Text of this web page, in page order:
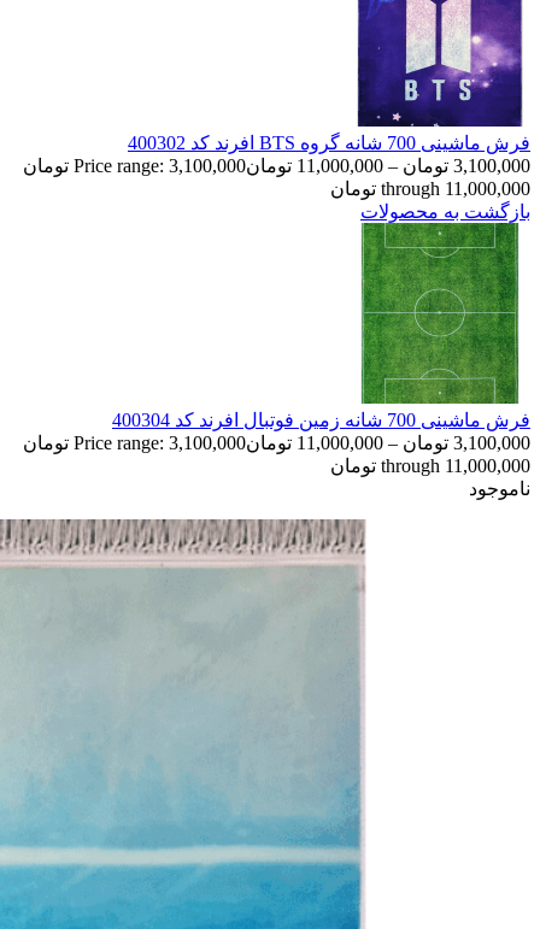
فرش ماشینی 700 شانه گروه BTS افرند كد 400302
3,100,000 تومان –
11,000,000 تومان
Price range: 3,100,000 تومان
through 11,000,000 تومان
بازگشت به محصولات
فرش ماشینی 700 شانه زمین فوتبال افرند كد 400304
3,100,000 تومان –
11,000,000 تومان
Price range: 3,100,000 تومان
through 11,000,000 تومان
ناموجود